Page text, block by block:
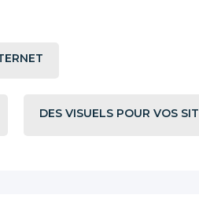
DES VISUELS POUR VOS